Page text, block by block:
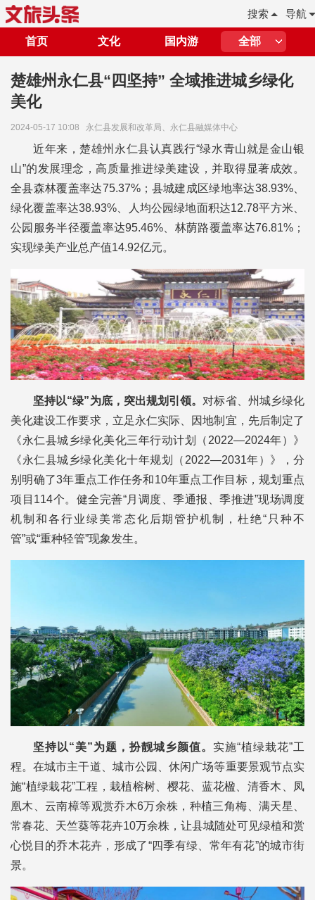
导航
搜索
首页 文化 国内游 全部
楚雄州永仁县“四坚持” 全域推进城乡绿化
美化
2024-05-17 10:08 永仁县发展和改革局、永仁县融媒体中心
近年来，楚雄州永仁县认真践行“绿水青山就是金山银
山”的发展理念，高质量推进绿美建设，并取得显著成效。
全县森林覆盖率达75.37%；县城建成区绿地率达38.93%、
绿化覆盖率达38.93%、人均公园绿地面积达12.78平方米、
公园服务半径覆盖率达95.46%、林荫路覆盖率达76.81%；
实现绿美产业总产值14.92亿元。
坚持以“绿”为底，突出规划引领。 对标省、州城乡绿化
美化建设工作要求，立足永仁实际、因地制宜，先后制定了
《永仁县城乡绿化美化三年行动计划（2022—2024年）》
《永仁县城乡绿化美化十年规划（2022—2031年）》，分
别明确了3年重点工作任务和10年重点工作目标，规划重点
项目114个。健全完善“月调度、季通报、季推进”现场调度
机制和各行业绿美常态化后期管护机制，杜绝“只种不
管”或“重种轻管”现象发生。
坚持以“美”为题，扮靓城乡颜值。 实施“植绿栽花”工
程。在城市主干道、城市公园、休闲广场等重要景观节点实
施“植绿栽花”工程，栽植榕树、樱花、蓝花楹、清香木、凤
凰木、云南樟等观赏乔木6万余株，种植三角梅、满天星、
常春花、天竺葵等花卉10万余株，让县城随处可见绿植和赏
心悦目的乔木花卉，形成了“四季有绿、常年有花”的城市街
景。